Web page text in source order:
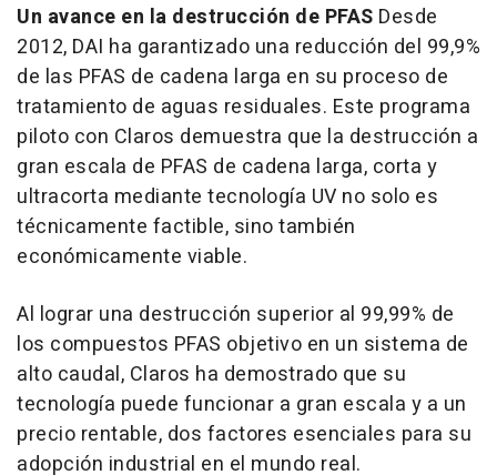
Un avance en la destrucción de PFAS Desde
2012, DAI ha garantizado una reducción del 99,9%
de las PFAS de cadena larga en su proceso de
tratamiento de aguas residuales. Este programa
piloto con Claros demuestra que la destrucción a
gran escala de PFAS de cadena larga, corta y
ultracorta mediante tecnología UV no solo es
técnicamente factible, sino también
económicamente viable.
Al lograr una destrucción superior al 99,99% de
los compuestos PFAS objetivo en un sistema de
alto caudal, Claros ha demostrado que su
tecnología puede funcionar a gran escala y a un
precio rentable, dos factores esenciales para su
adopción industrial en el mundo real.